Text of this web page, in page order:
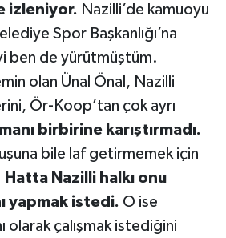
izleniyor. Nazilli’de kamuoyu
Spor Başkanlığı’na
ben de yürütmüştüm.
olan Ünal Önal, Nazilli
Ör-Koop’tan çok ayrı
birbirine karıştırmadı.
bile laf getirmemek için
Hatta Nazilli halkı onu
yapmak istedi. O ise
olarak çalışmak istediğini